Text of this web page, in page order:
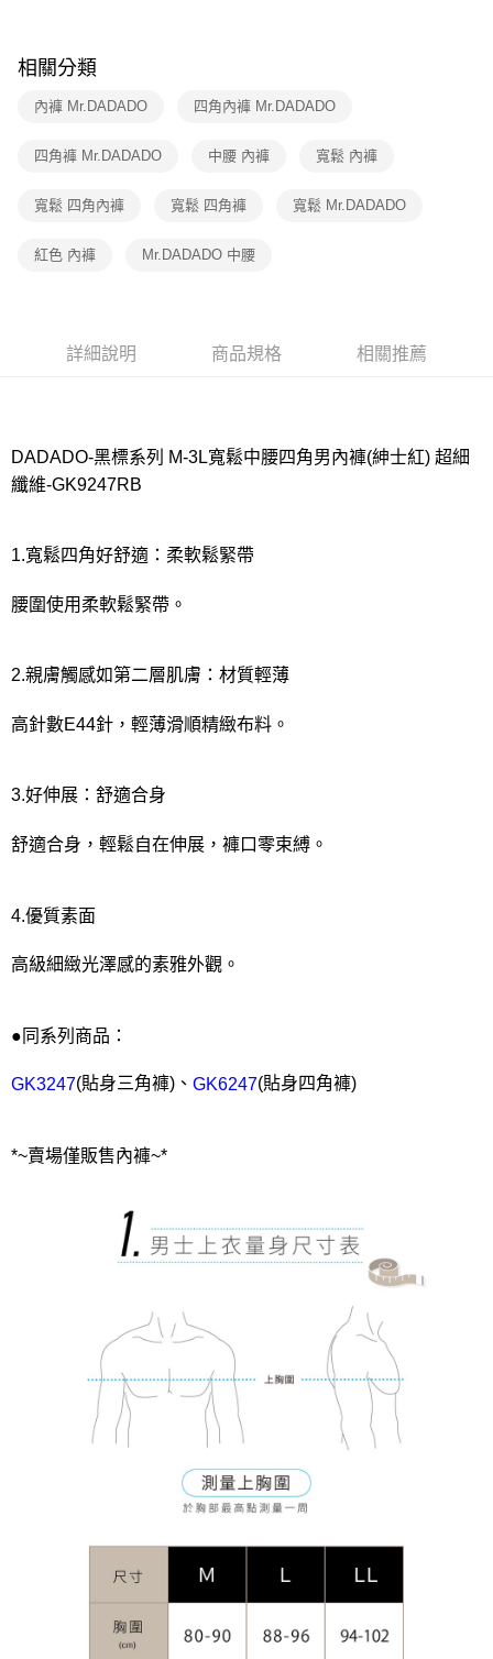
每筆NT$80，滿NT$1,000(含以上)免運費
付款後7-11取貨
每筆NT$80，滿NT$1,000(含以上)免運費
離島
每筆NT$80，滿NT$1,000(含以上)免運費
相關分類
內褲 Mr.DADADO 四角內褲 Mr.DADADO
四角褲 Mr.DADADO 中腰 內褲 寬鬆 內褲
寬鬆 四角內褲 寬鬆 四角褲 寬鬆 Mr.DADADO
紅色 內褲 Mr.DADADO 中腰
詳細說明 商品規格 相關推薦
DADADO-黑標系列 M-3L寬鬆中腰四角男內褲(紳士紅) 超細
纖維-GK9247RB
1.寬鬆四角好舒適：柔軟鬆緊帶
腰圍使用柔軟鬆緊帶。
2.親膚觸感如第二層肌膚：材質輕薄
高針數E44針，輕薄滑順精緻布料。
3.好伸展：舒適合身
舒適合身，輕鬆自在伸展，褲口零束縛。
4.優質素面
高級細緻光澤感的素雅外觀。
●同系列商品：
GK3247(貼身三角褲)、 GK6247(貼身四角褲)
*~賣場僅販售內褲~*